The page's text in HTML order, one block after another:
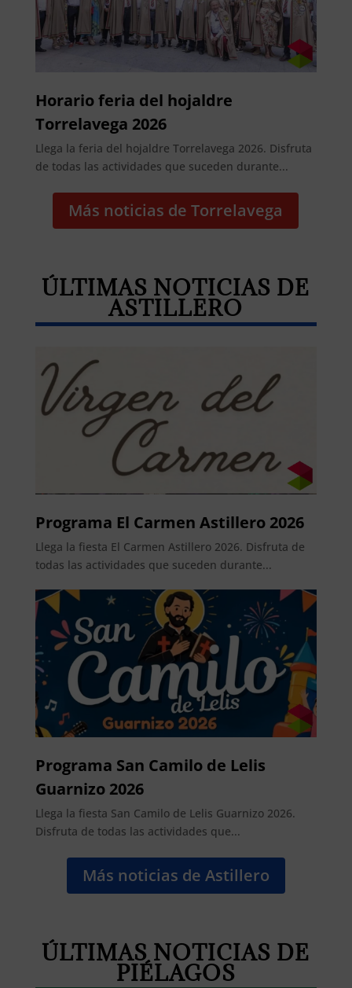
Horario feria del hojaldre
Torrelavega 2026
Llega la feria del hojaldre Torrelavega 2026. Disfruta
de todas las actividades que suceden durante...
Más noticias de Torrelavega
ÚLTIMAS NOTICIAS DE
ASTILLERO
Programa El Carmen Astillero 2026
Llega la fiesta El Carmen Astillero 2026. Disfruta de
todas las actividades que suceden durante...
Programa San Camilo de Lelis
Guarnizo 2026
Llega la fiesta San Camilo de Lelis Guarnizo 2026.
Disfruta de todas las actividades que...
Más noticias de Astillero
ÚLTIMAS NOTICIAS DE
PIÉLAGOS